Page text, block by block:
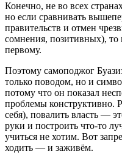
Конечно, не во всех
но если сравнивать
правительств и отмен
сомнения, позитивных), то
первому.
Поэтому самоподжог
только поводом, но и
потому что он показал
проблемы конструктивно.
себя), повалить власть —
руки и построить что-то
учиться не хотим. Вот
ходить — и заживём.